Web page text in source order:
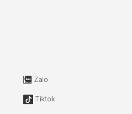
Zalo
Tiktok